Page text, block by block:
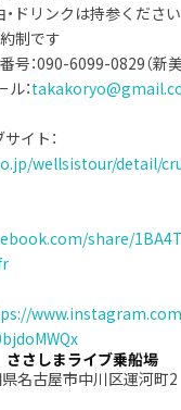
・ドリンクは持参ください
制です
号：090-6099-0829（新美
：
イト：
wellsistour/detail/
share/
さしまライブ乗船場
名古屋市中川区運河町2